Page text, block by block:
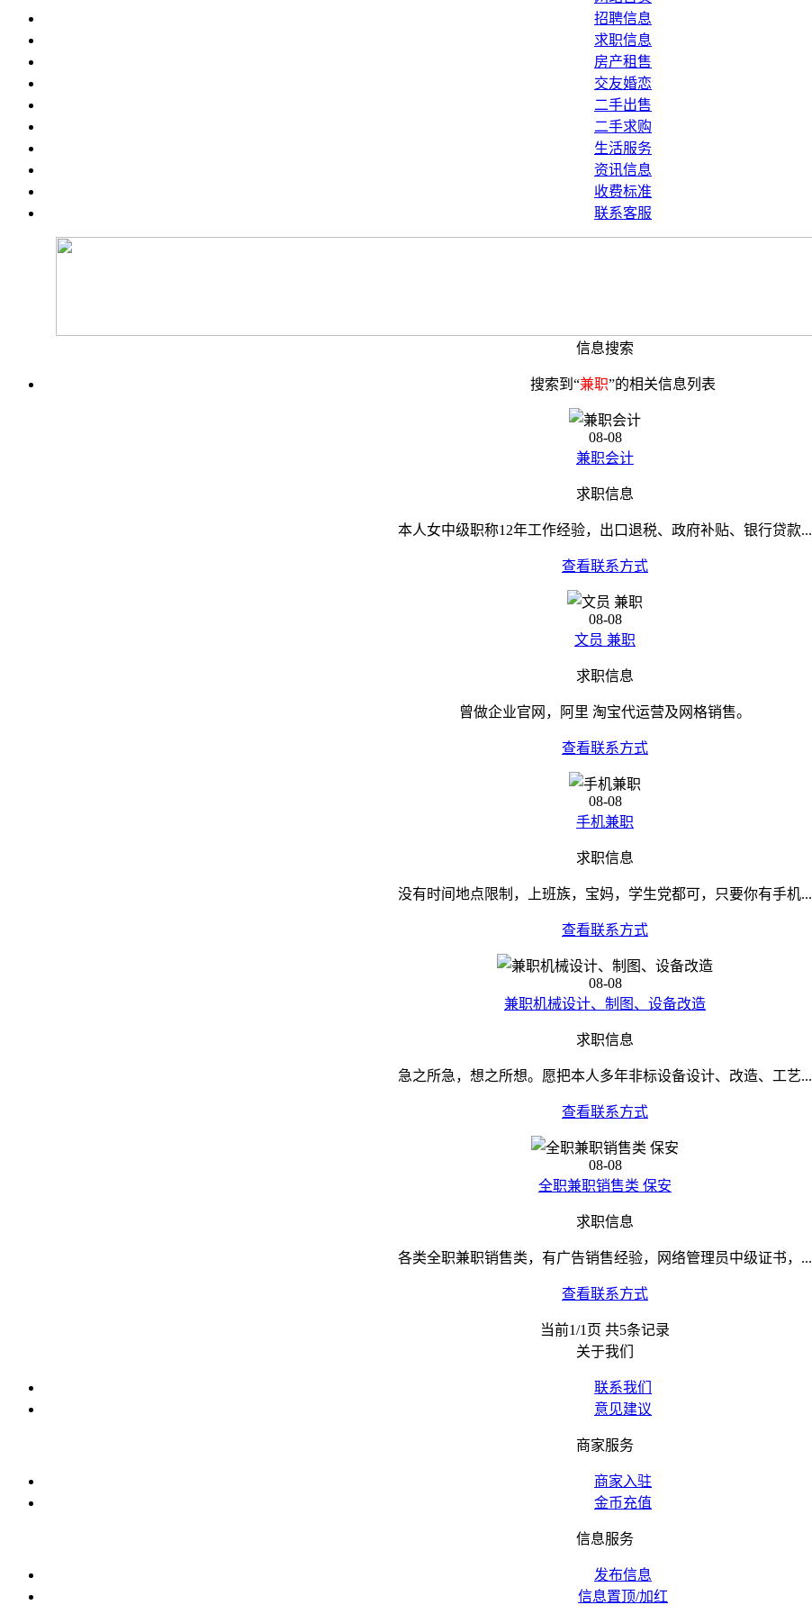
招聘信息
求职信息
房产租售
交友婚恋
二手出售
二手求购
生活服务
资讯信息
收费标准
联系客服
信息搜索
搜索到“兼职”的相关信息列表
08-08
兼职会计
求职信息
本人女中级职称12年工作经验，出口退税、政府补贴、银行贷款...
查看联系方式
08-08
文员 兼职
求职信息
曾做企业官网，阿里 淘宝代运营及网格销售。
查看联系方式
08-08
手机兼职
求职信息
没有时间地点限制，上班族，宝妈，学生党都可，只要你有手机...
查看联系方式
08-08
兼职机械设计、制图、设备改造
求职信息
急之所急，想之所想。愿把本人多年非标设备设计、改造、工艺...
查看联系方式
08-08
全职兼职销售类 保安
求职信息
各类全职兼职销售类，有广告销售经验，网络管理员中级证书，...
查看联系方式
当前1/1页 共5条记录
关于我们
联系我们
意见建议
商家服务
商家入驻
金币充值
信息服务
发布信息
信息置顶/加红